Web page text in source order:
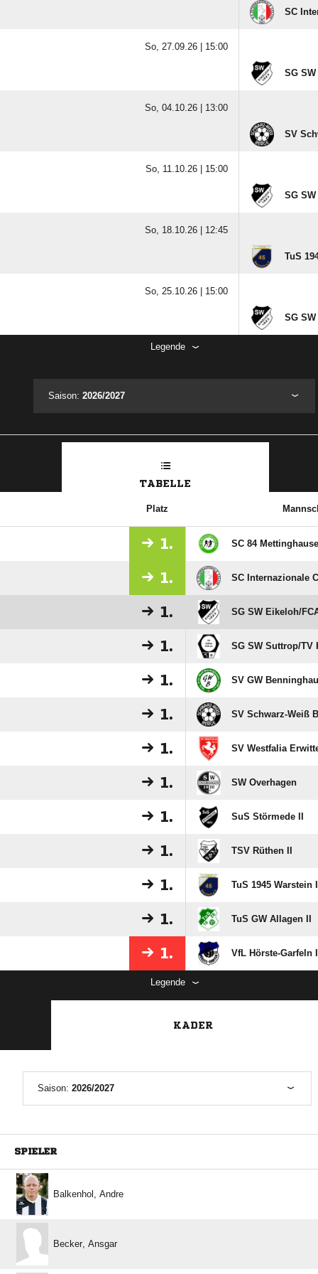
SC
So, 27.09.26 | 15:00
SG
So, 04.10.26 | 13:00
SV
So, 11.10.26 | 15:00
SG
So, 18.10.26 | 12:45
TuS
So, 25.10.26 | 15:00
SG
Legende
Saison: 2026/2027
TABELLE
Platz
1. SC 84
1. SC Internazionale
1. SG SW Eikeloh/​
1. SG SW Suttrop/​TV
1. SV GW
1. SV Schwarz-Weiß
1. SV Westfalia
1. SW Overhagen
1. SuS Störmede II
1. TSV Rüthen II
1. TuS 1945 Warstein
1. TuS GW Allagen II
1. VfL Hörste-Garfeln
Legende
KADER
Saison: 2026/2027
SPIELER
 
 